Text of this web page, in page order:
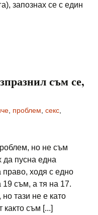
запознах се с един
съм се,
проблем секс
но не съм
да пусна една
право, ходя с едно
съм, а тя на 17.
тази не е като
както съм [...]